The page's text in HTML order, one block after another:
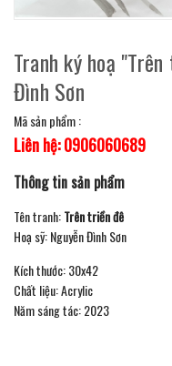
Tranh ký hoạ
Đình Sơn
Mã sản phẩm :
Liên hệ: 0906060689
Thông tin sản phẩm
Tên tranh:Trên triền đê
Hoạ sỹ: Nguyễn Đình Sơn
Kích thước: 30x42
Chất liệu: Acrylic
Năm sáng tác: 2023